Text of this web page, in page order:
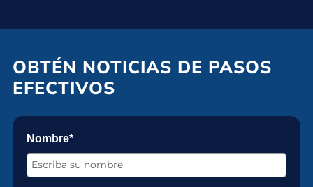
OBTÉN NOTICIAS DE PASOS
EFECTIVOS
Nombre*